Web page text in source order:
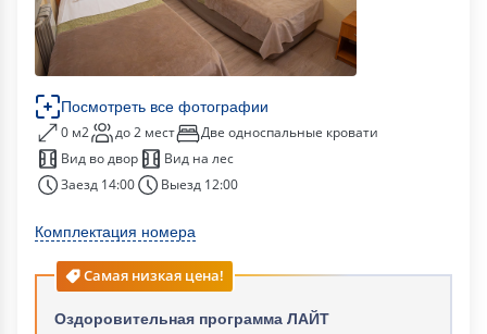
Посмотреть все фотографии
0 м2 до 2 мест
Две односпальные кровати
Вид во двор
Вид на лес
Заезд 14:00
Выезд 12:00
Комплектация номера
Самая низкая цена!
Оздоровительная программа ЛАЙТ